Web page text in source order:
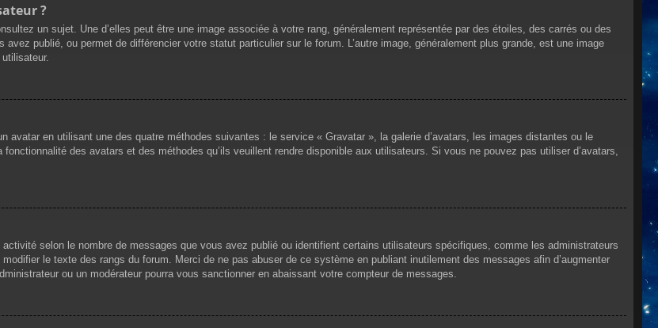
?
un sujet. Une d’elles peut être une image associée à votre rang, généralement représentée par des étoiles, des carrés ou des
publié, ou permet de différencier votre statut particulier sur le forum. L’autre image, généralement plus grande, est une image
avatar en utilisant une des quatre méthodes suivantes : le service « Gravatar », la galerie d’avatars, les images distantes ou le
des avatars et des méthodes qu’ils veuillent rendre disponible aux utilisateurs. Si vous ne pouvez pas utiliser d’avatars,
selon le nombre de messages que vous avez publié ou identifient certains utilisateurs spécifiques, comme les administrateurs
le texte des rangs du forum. Merci de ne pas abuser de ce système en publiant inutilement des messages afin d’augmenter
ou un modérateur pourra vous sanctionner en abaissant votre compteur de messages.